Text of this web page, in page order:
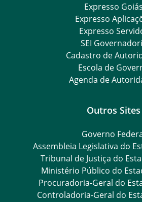
Expresso Goiás
Expresso
Expresso
SEI
Cadastro de
Escola de
Agenda de
Outros Sites
Governo
Assembleia Legislativa do
Tribunal de Justiça do
Ministério Público do
Procuradoria-Geral do
Controladoria-Geral do